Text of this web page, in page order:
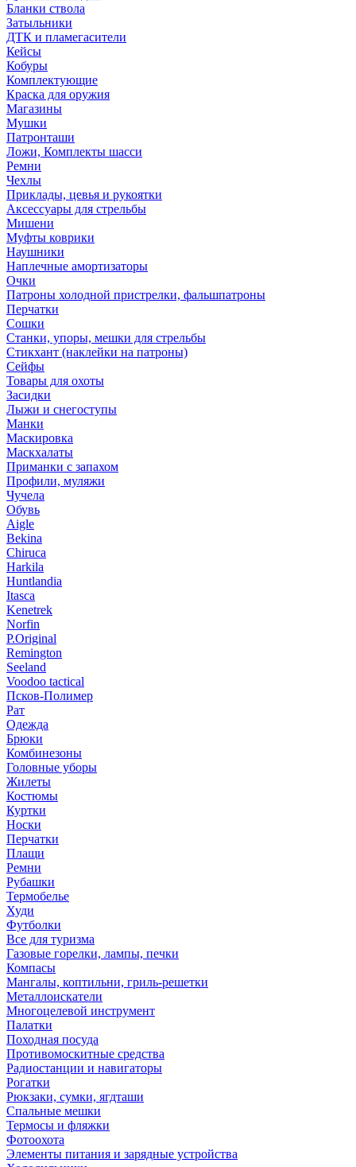
Бланки ствола
Затыльники
ДТК и пламегасители
Кейсы
Кобуры
Комплектующие
Краска для оружия
Магазины
Мушки
Патронташи
Ложи, Комплекты шасси
Ремни
Чехлы
Приклады, цевья и рукоятки
Аксессуары для стрельбы
Мишени
Муфты коврики
Наушники
Наплечные амортизаторы
Очки
Патроны холодной пристрелки, фальшпатроны
Перчатки
Сошки
Станки, упоры, мешки для стрельбы
Стикхант (наклейки на патроны)
Сейфы
Товары для охоты
Засидки
Лыжи и снегоступы
Манки
Маскировка
Маскхалаты
Приманки с запахом
Профили, муляжи
Чучела
Обувь
Aigle
Bekina
Chiruсa
Harkila
Huntlandia
Itasca
Kenetrek
Norfin
P.Original
Remington
Seeland
Voodoo tactical
Псков-Полимер
Рат
Одежда
Брюки
Комбинезоны
Головные уборы
Жилеты
Костюмы
Куртки
Носки
Перчатки
Плащи
Ремни
Рубашки
Термобелье
Худи
Футболки
Все для туризма
Газовые горелки, лампы, печки
Компасы
Мангалы, коптильни, гриль-решетки
Металлоискатели
Многоцелевой инструмент
Палатки
Походная посуда
Противомоскитные средства
Радиостанции и навигаторы
Рогатки
Рюкзаки, сумки, ягдташи
Спальные мешки
Термосы и фляжки
Фотоохота
Элементы питания и зарядные устройства